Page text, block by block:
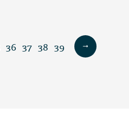
36 37 38 39